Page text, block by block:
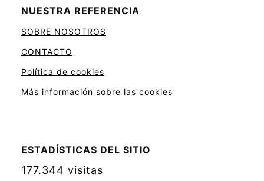
NUESTRA REFERENCIA
SOBRE NOSOTROS
CONTACTO
Política de cookies
Más información sobre las cookies
ESTADÍSTICAS DEL SITIO
177.344 visitas